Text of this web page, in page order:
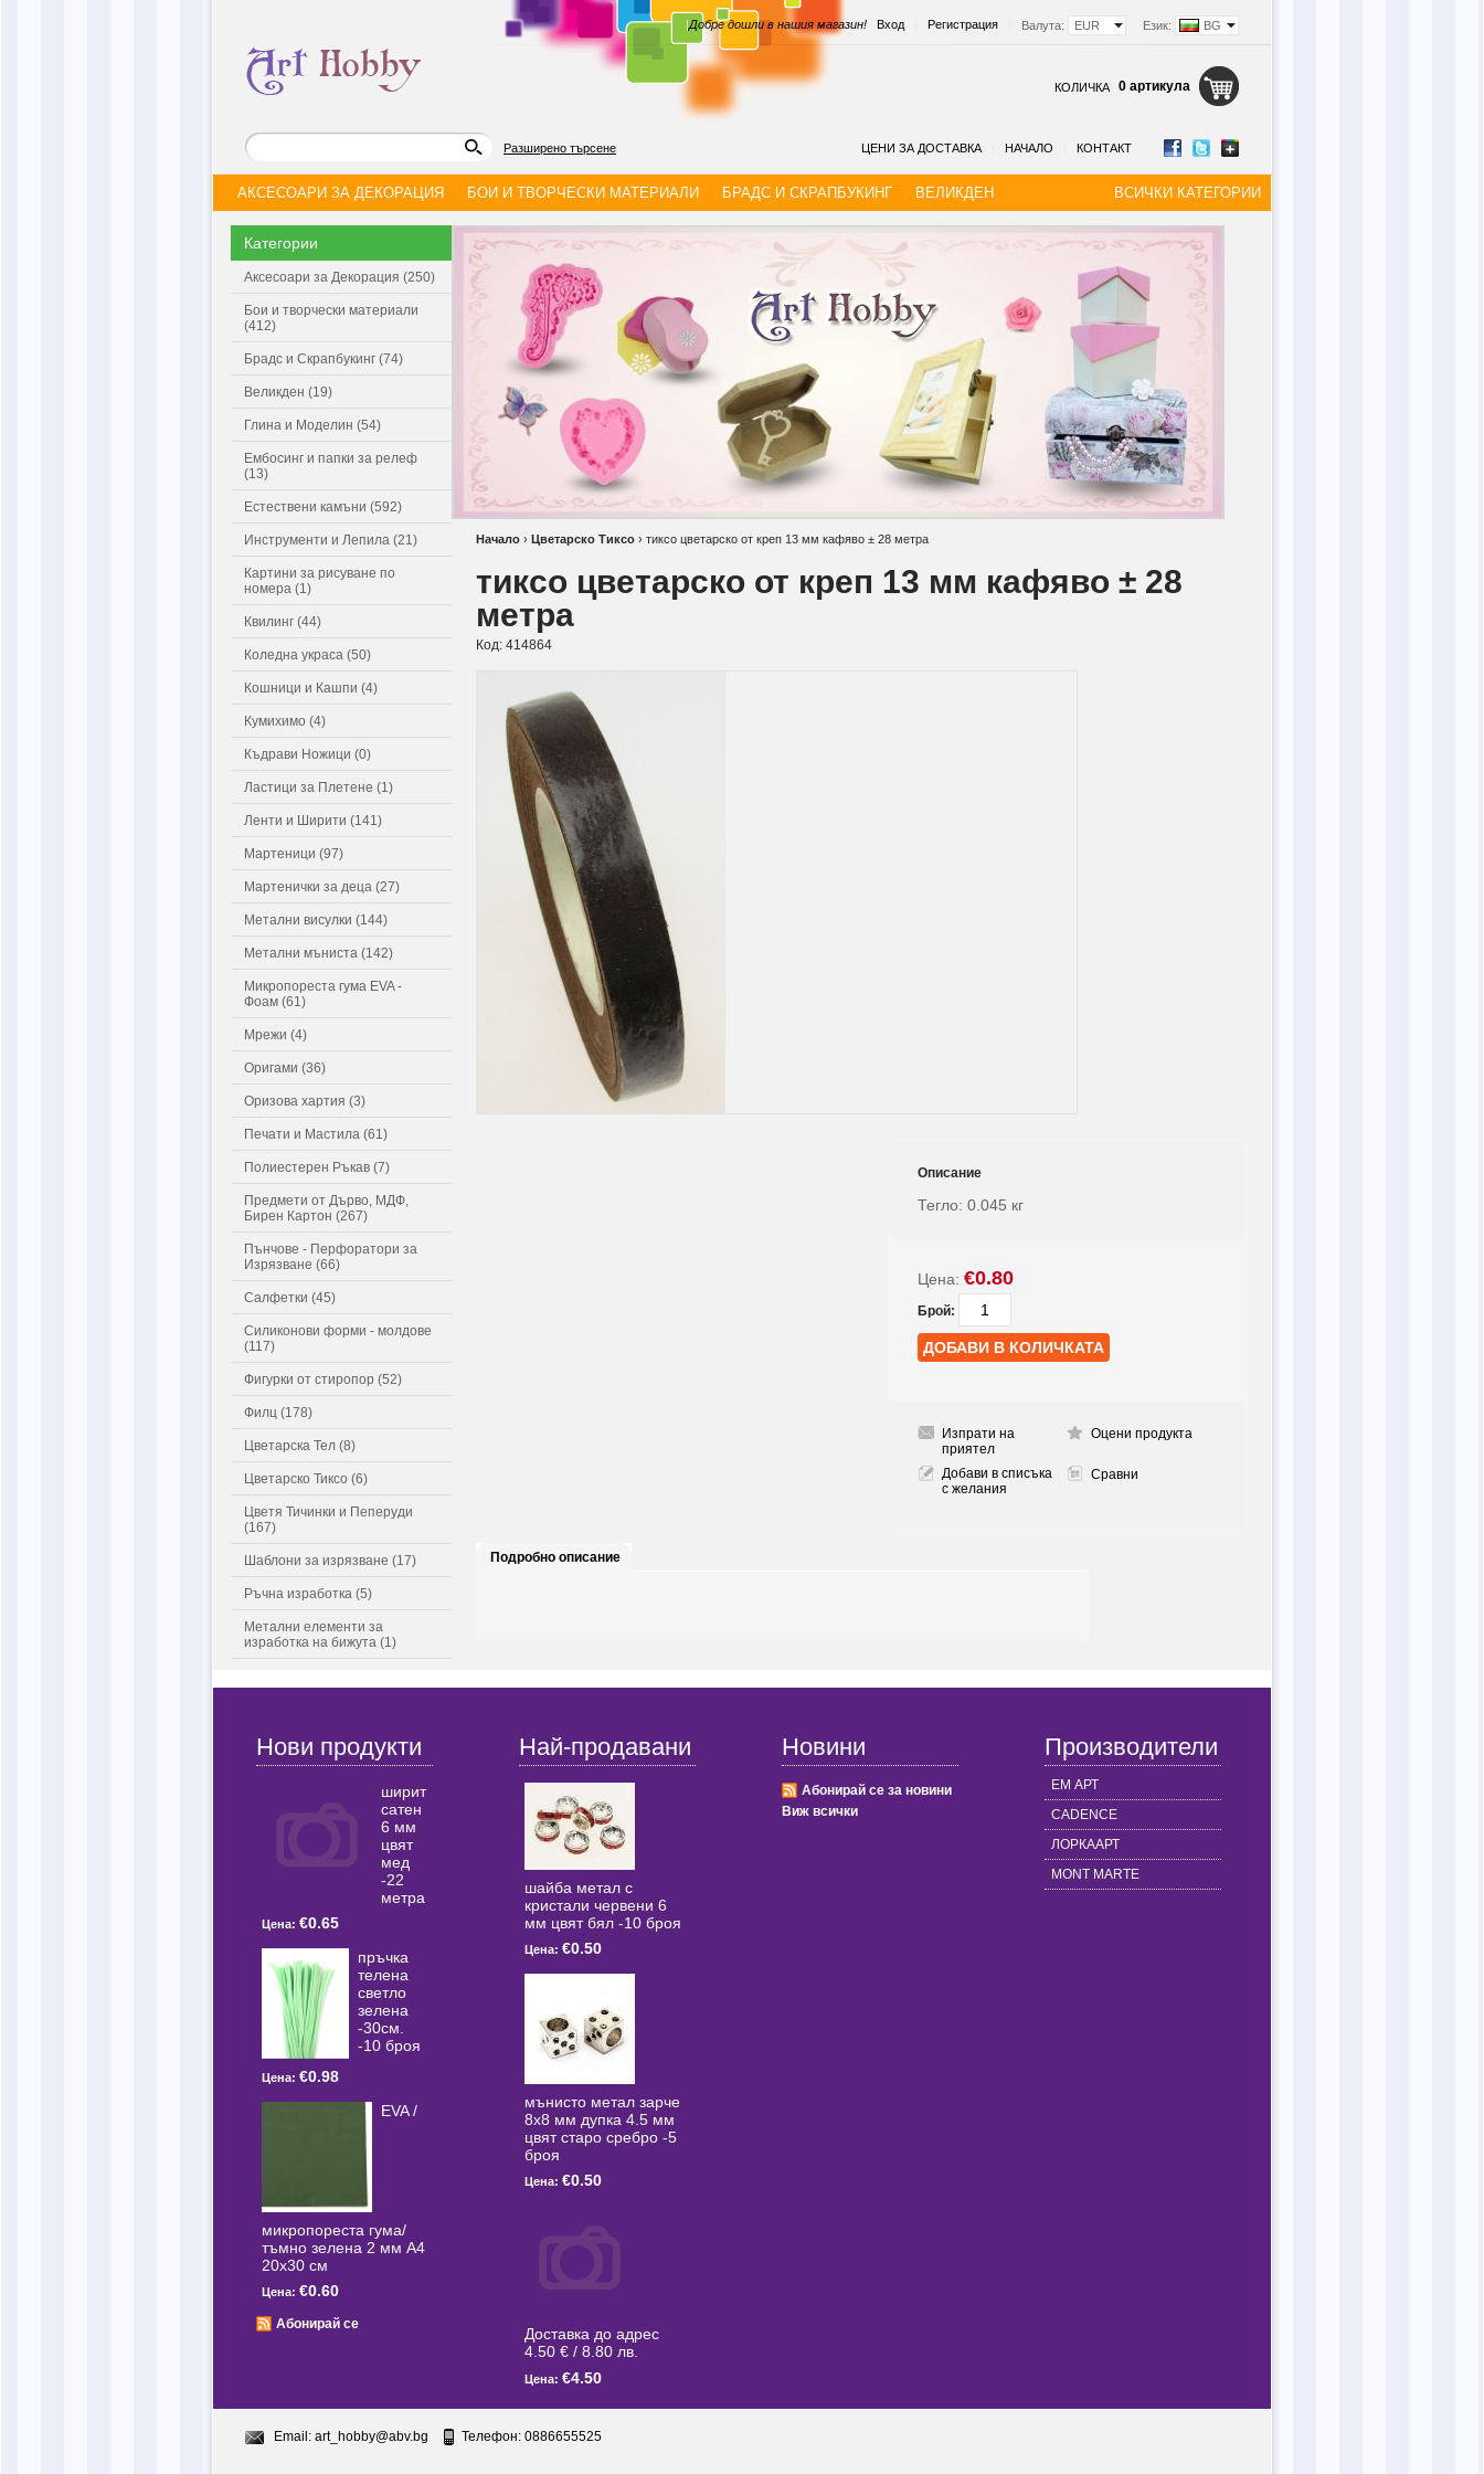
Език: BG
Валута: EUR
Вход Регистрация
Добре дошли в нашия магазин!
|
КОЛИЧКА 0 артикула
Разширено търсене ЦЕНИ ЗА ДОСТАВКА НАЧАЛО КОНТАКТ
АКСЕСОАРИ ЗА ДЕКОРАЦИЯ БОИ И ТВОРЧЕСКИ МАТЕРИАЛИ БРАДС И СКРАПБУКИНГ ВЕЛИКДЕН ВСИЧКИ КАТЕГОРИИ
Категории
Аксесоари за Декорация (250)
Бои и творчески материали
(412)
Брадс и Скрапбукинг (74)
Великден (19)
Глина и Моделин (54)
Ембосинг и папки за релеф
(13)
Естествени камъни (592)
Инструменти и Лепила (21)
Картини за рисуване по
номера (1)
Квилинг (44)
Коледна украса (50)
Кошници и Кашпи (4)
Кумихимо (4)
Къдрави Ножици (0)
Ластици за Плетене (1)
Ленти и Ширити (141)
Мартеници (97)
Мартенички за деца (27)
Метални висулки (144)
Метални мъниста (142)
Микропореста гума EVA -
Фоам (61)
Мрежи (4)
Оригами (36)
Оризова хартия (3)
Печати и Мастила (61)
Полиестерен Ръкав (7)
Предмети от Дърво, МДФ,
Бирен Картон (267)
Пънчове - Перфоратори за
Изрязване (66)
Салфетки (45)
Силиконови форми - молдове
(117)
Фигурки от стиропор (52)
Филц (178)
Цветарска Тел (8)
Цветарско Тиксо (6)
Цветя Тичинки и Пеперуди
(167)
Шаблони за изрязване (17)
Ръчна изработка (5)
Метални елементи за
изработка на бижута (1)
Начало › Цветарско Тиксо › тиксо цветарско от креп 13 мм кафяво ± 28 метра
тиксо цветарско от креп 13 мм кафяво ± 28
метра
Код: 414864
Описание
Тегло: 0.045 кг
Цена: €0.80
Брой:
Изпрати на
приятел
Оцени продукта
Добави в списъка
с желания
Сравни
Подробно описание
Нови продукти
ширит
сатен
6 мм
цвят
мед
-22
метра
Цена: €0.65
пръчка
телена
светлo
зелена
-30см.
-10 броя
Цена: €0.98
EVA /
микропореста гума/
тъмно зелена 2 мм А4
20x30 см
Цена: €0.60
Абонирай се
Най-продавани
шайба метал с
кристали червени 6
мм цвят бял -10 броя
Цена: €0.50
мънисто метал зарче
8x8 мм дупка 4.5 мм
цвят старо сребро -5
броя
Цена: €0.50
Доставка до адрес
4.50 € / 8.80 лв.
Цена: €4.50
Новини
Абонирай се за новини
Виж всички
Производители
ЕМ АРТ
CADENCE
ЛОРКААРТ
MONT MARTE
Email: art_hobby@abv.bg Телефон: 0886655525